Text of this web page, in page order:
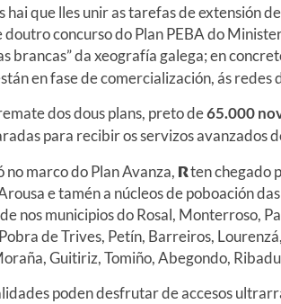
hai que lles unir as tarefas de extensión
concurso do Plan PEBA do
brancas” da xeografía galega; en
en fase de comercialización, ás redes
dos dous plans, preto de65.000
para recibir os servizos avanzados
no marco do Plan Avanza, Rten chegado
e tamén a núcleos de poboación
nos municipios do Rosal, Monterroso,
de Trives, Petín, Barreiros,
Guitiriz, Tomiño, Abegondo,
poden desfrutar de accesos